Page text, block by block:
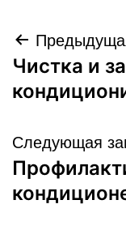
по
Чистка и
Следующая